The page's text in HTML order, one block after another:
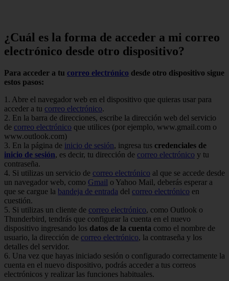
¿Cuál es la forma de acceder a mi correo
electrónico desde otro dispositivo?
Para acceder a tu correo electrónico desde otro dispositivo sigue
estos pasos:
1. Abre el navegador web en el dispositivo que quieras usar para
acceder a tu correo electrónico.
2. En la barra de direcciones, escribe la dirección web del servicio
de correo electrónico que utilices (por ejemplo, www.gmail.com o
www.outlook.com)
3. En la página de inicio de sesión, ingresa tus credenciales de
inicio de sesión, es decir, tu dirección de correo electrónico y tu
contraseña.
4. Si utilizas un servicio de correo electrónico al que se accede desde
un navegador web, como Gmail o Yahoo Mail, deberás esperar a
que se cargue la bandeja de entrada del correo electrónico en
cuestión.
5. Si utilizas un cliente de correo electrónico, como Outlook o
Thunderbird, tendrás que configurar la cuenta en el nuevo
dispositivo ingresando los datos de la cuenta como el nombre de
usuario, la dirección de correo electrónico, la contraseña y los
detalles del servidor.
6. Una vez que hayas iniciado sesión o configurado correctamente la
cuenta en el nuevo dispositivo, podrás acceder a tus correos
electrónicos y realizar las funciones habituales.